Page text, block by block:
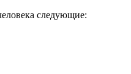
следующие: